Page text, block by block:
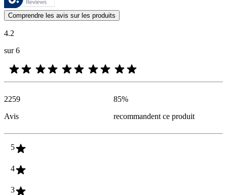
Les avis des clients exprimés sous forme d'évaluations de produits
Comprendre les avis sur les produits
4.2
sur 6
2259
Avis
85%
recommandent ce produit
5
4
3